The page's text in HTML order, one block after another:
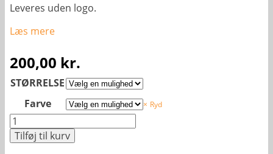
Leveres uden logo.
Læs mere
200,00 kr.
STØRRELSE
Farve
Ryd
Hummel
First
Seamless
Tilføj til kurv